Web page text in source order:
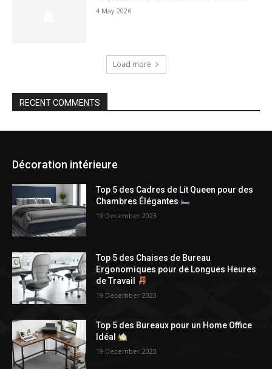
4 May 2026
Load more
RECENT COMMENTS
Décoration intérieure
Top 5 des Cadres de Lit Queen pour des
Chambres Élégantes
19 December 2023
Top 5 des Chaises de Bureau
Ergonomiques pour de Longues Heures
de Travail
19 December 2023
Top 5 des Bureaux pour un Home Office
Idéal
19 December 2023